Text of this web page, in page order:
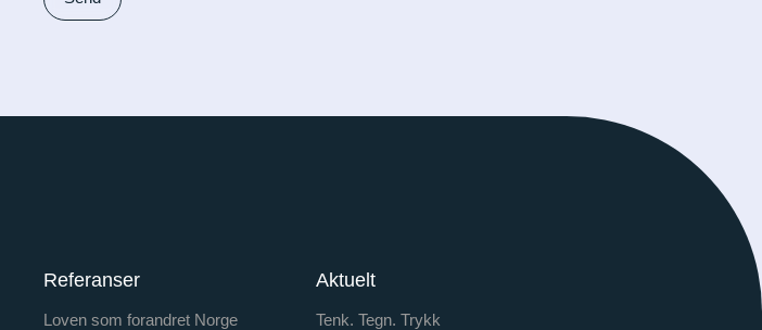
Referanser
Loven som forandret Norge
Aktuelt
Tenk. Tegn. Trykk